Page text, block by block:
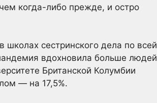
когда-либо прежде, и остро
сестринского дела по всей
вдохновила больше людей
Британской Колумбии
— на 17,5%.